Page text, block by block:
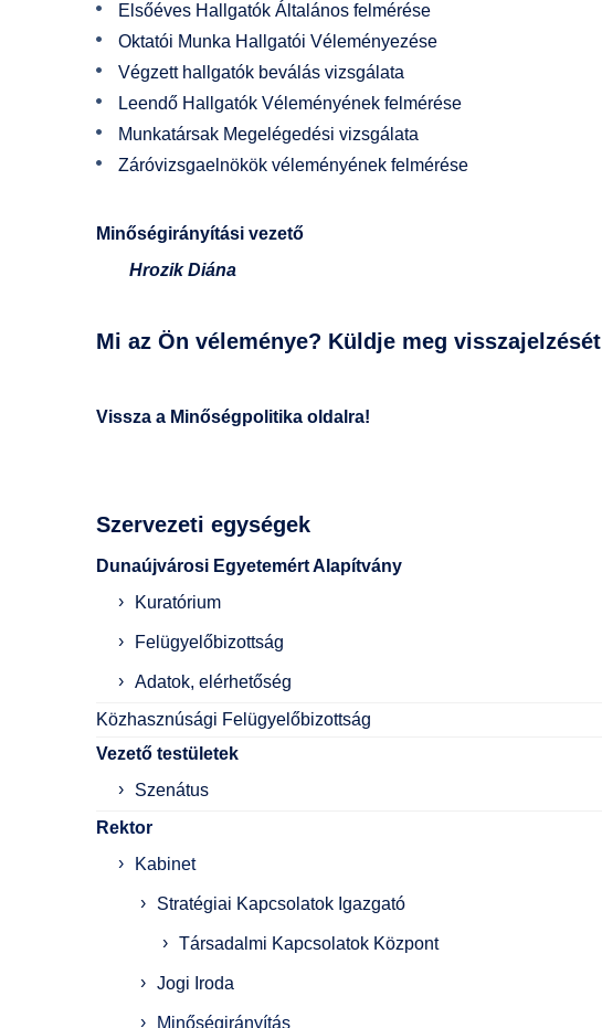
Elsőéves Hallgatók Általános felmérése
Oktatói Munka Hallgatói Véleményezése
Végzett hallgatók beválás vizsgálata
Leendő Hallgatók Véleményének felmérése
Munkatársak Megelégedési vizsgálata
Záróvizsgaelnökök véleményének felmérése
Minőségirányítási vezető
Hrozik Diána
Mi az Ön véleménye? Küldje meg visszajelzését
Vissza a Minőségpolitika oldalra!
Szervezeti egységek
Dunaújvárosi Egyetemért Alapítvány
Kuratórium
Felügyelőbizottság
Adatok, elérhetőség
Közhasznúsági Felügyelőbizottság
Vezető testületek
Szenátus
Rektor
Kabinet
Stratégiai Kapcsolatok Igazgató
Társadalmi Kapcsolatok Központ
Jogi Iroda
Minőségirányítás